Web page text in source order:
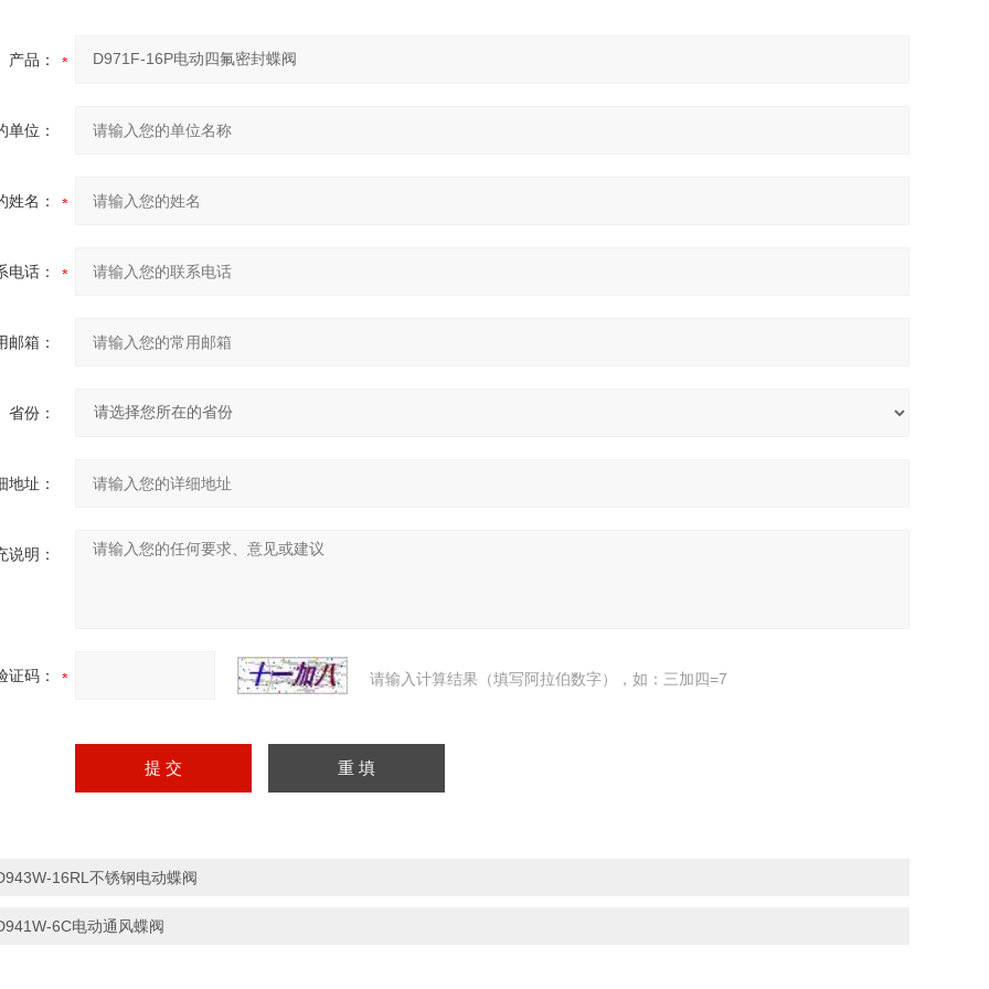
产品：
单位：
姓名：
电话：
邮箱：
省份：
地址：
说明：
证码： 请输入计算结果（填写阿拉伯数字），如：三加四=7
16RL不锈钢电动蝶阀
6C电动通风蝶阀